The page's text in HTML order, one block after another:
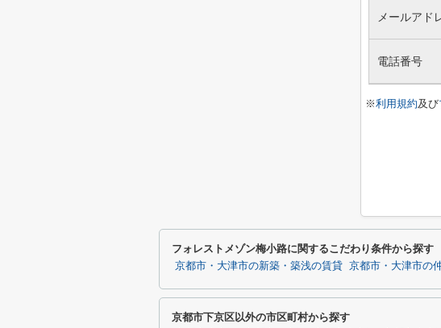
メールアド
電話番号
※利用規約及び
フォレストメゾン梅小路に関するこだわり条件から探す
京都市・大津市の新築・築浅の賃貸 京都市・大津市の
京都市下京区以外の市区町村から探す